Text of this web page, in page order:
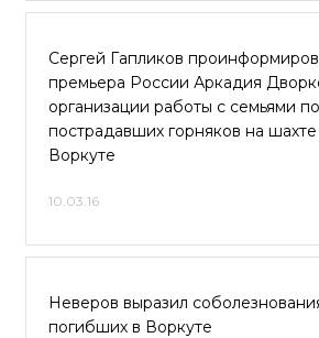
Сергей Гапликов
премьера России Аркадия
организации работы с семьями
пострадавших горняков на
Воркуте
10.03.16
Неверов выразил
погибших в Воркуте